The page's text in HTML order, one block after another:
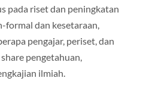
pada riset dan peningkatan
formal dan kesetaraan,
pengajar, periset, dan
pengetahuan,
ilmiah.